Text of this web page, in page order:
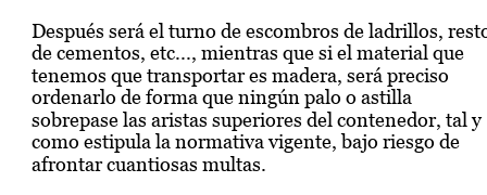
Después será el turno de escombros de ladrillos,
de cementos, etc..., mientras que si el material que
tenemos que transportar es madera, será preciso
ordenarlo de forma que ningún palo o astilla
sobrepase las aristas superiores del contenedor, tal y
como estipula la normativa vigente, bajo riesgo de
afrontar cuantiosas multas.